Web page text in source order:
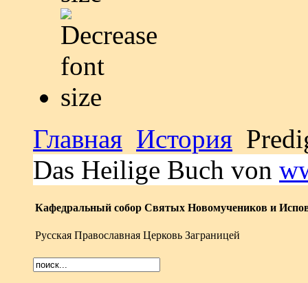
Главная История
Das Heilige Buch von
Кафедральный собор Святых Новомучеников и
Русская Православная Церковь Заграницей